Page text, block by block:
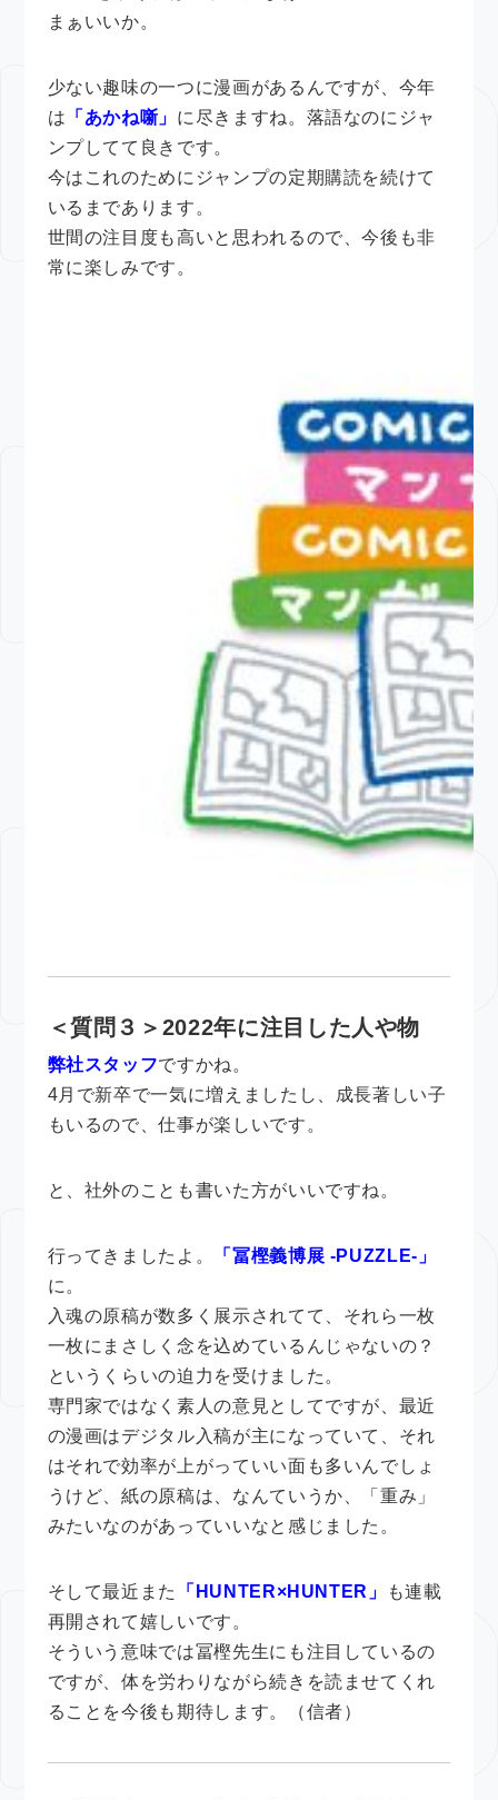
まぁいいか。
少ない趣味の一つに漫画があるんですが、今年
は 「あかね噺」 に尽きますね。落語なのにジャ
ンプしてて良きです。
今はこれのためにジャンプの定期購読を続けて
いるまであります。
世間の注目度も高いと思われるので、今後も非
常に楽しみです。
＜質問３＞2022年に注目した人や物
弊社スタッフですかね。
4月で新卒で一気に増えましたし、成長著しい子
もいるので、仕事が楽しいです。
と、社外のことも書いた方がいいですね。
行ってきましたよ。
「冨樫義博展 -PUZZLE-」
に。
入魂の原稿が数多く展示されてて、それら一枚
一枚にまさしく念を込めているんじゃないの？
というくらいの迫力を受けました。
専門家ではなく素人の意見としてですが、最近
の漫画はデジタル入稿が主になっていて、それ
はそれで効率が上がっていい面も多いんでしょ
うけど、紙の原稿は、なんていうか、「重み」
みたいなのがあっていいなと感じました。
そして最近また 「HUNTER×HUNTER」
も連載
再開されて嬉しいです。
そういう意味では冨樫先生にも注目しているの
ですが、体を労わりながら続きを読ませてくれ
ることを今後も期待します。（信者）